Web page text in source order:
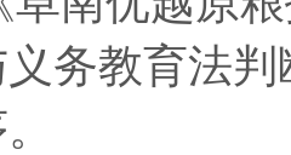
务教育法